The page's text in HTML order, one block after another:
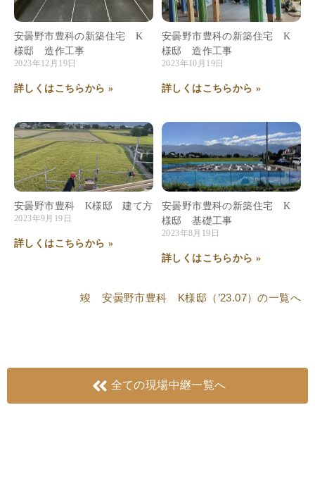
安曇野市豊科の新築住宅 K
様邸 造作工事
2023年12月19日
詳しくはこちらから »
安曇野市豊科の新築住宅 K
様邸 造作工事
2023年10月19日
詳しくはこちらから »
安曇野市豊科 K様邸 建て方
2023年9月19日
詳しくはこちらから »
安曇野市豊科の新築住宅 K
様邸 基礎工事
2023年8月19日
詳しくはこちらから »
竣 安曇野市豊科 K様邸（’23.07）の一覧へ
全ての現場中継一覧へ